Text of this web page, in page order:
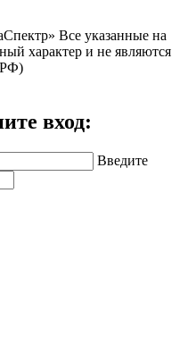
Все указанные на
характер и не являются
РФ)
вход:
Введите